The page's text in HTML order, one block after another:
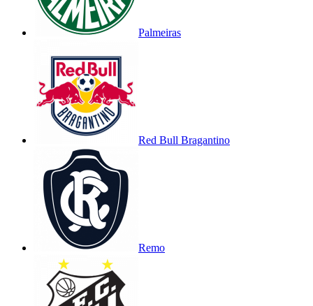
Palmeiras
Red Bull Bragantino
Remo